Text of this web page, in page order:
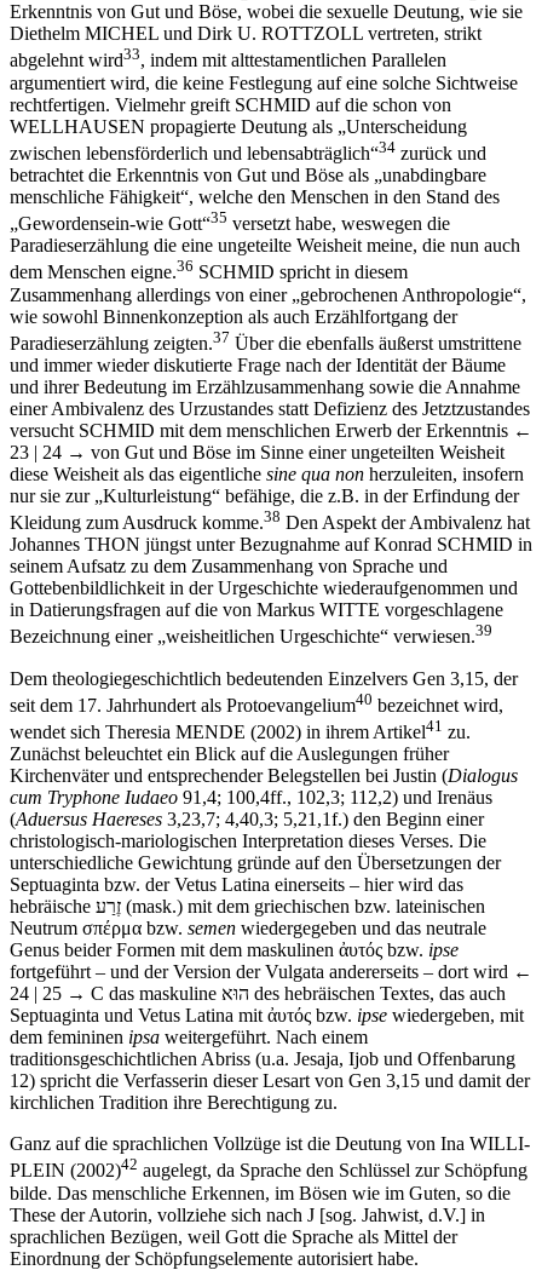
Erkenntnis von Gut und Böse, wobei die sexuelle Deutung, wie sie
Diethelm MICHEL und Dirk U. ROTTZOLL vertreten, strikt
abgelehnt wird33, indem mit alttestamentlichen Parallelen
argumentiert wird, die keine Festlegung auf eine solche Sichtweise
rechtfertigen. Vielmehr greift SCHMID auf die schon von
WELLHAUSEN propagierte Deutung als „Unterscheidung
zwischen lebensförderlich und lebensabträglich“34 zurück und
betrachtet die Erkenntnis von Gut und Böse als „unabdingbare
menschliche Fähigkeit“, welche den Menschen in den Stand des
„Gewordensein-wie Gott“35 versetzt habe, weswegen die
Paradieserzählung die eine ungeteilte Weisheit meine, die nun auch
dem Menschen eigne.36 SCHMID spricht in diesem
Zusammenhang allerdings von einer „gebrochenen Anthropologie“,
wie sowohl Binnenkonzeption als auch Erzählfortgang der
Paradieserzählung zeigten.37 Über die ebenfalls äußerst umstrittene
und immer wieder diskutierte Frage nach der Identität der Bäume
und ihrer Bedeutung im Erzählzusammenhang sowie die Annahme
einer Ambivalenz des Urzustandes statt Defizienz des Jetztzustandes
versucht SCHMID mit dem menschlichen Erwerb der Erkenntnis ←
23 | 24 → von Gut und Böse im Sinne einer ungeteilten Weisheit
diese Weisheit als das eigentliche sine qua non herzuleiten, insofern
nur sie zur „Kulturleistung“ befähige, die z.B. in der Erfindung der
Kleidung zum Ausdruck komme.38 Den Aspekt der Ambivalenz hat
Johannes THON jüngst unter Bezugnahme auf Konrad SCHMID in
seinem Aufsatz zu dem Zusammenhang von Sprache und
Gottebenbildlichkeit in der Urgeschichte wiederaufgenommen und
in Datierungsfragen auf die von Markus WITTE vorgeschlagene
Bezeichnung einer „weisheitlichen Urgeschichte“ verwiesen.39
Dem theologiegeschichtlich bedeutenden Einzelvers Gen 3,15, der
seit dem 17. Jahrhundert als Protoevangelium40 bezeichnet wird,
wendet sich Theresia MENDE (2002) in ihrem Artikel41 zu.
Zunächst beleuchtet ein Blick auf die Auslegungen früher
Kirchenväter und entsprechender Belegstellen bei Justin (Dialogus
cum Tryphone Iudaeo 91,4; 100,4ff., 102,3; 112,2) und Irenäus
(Aduersus Haereses 3,23,7; 4,40,3; 5,21,1f.) den Beginn einer
christologisch-mariologischen Interpretation dieses Verses. Die
unterschiedliche Gewichtung gründe auf den Übersetzungen der
Septuaginta bzw. der Vetus Latina einerseits – hier wird das
hebräische ערַזֶ (mask.) mit dem griechischen bzw. lateinischen
Neutrum σπέρμα bzw. semen wiedergegeben und das neutrale
Genus beider Formen mit dem maskulinen ἀυτός bzw. ipse
fortgeführt – und der Version der Vulgata andererseits – dort wird ←
24 | 25 → C das maskuline אוּה des hebräischen Textes, das auch
Septuaginta und Vetus Latina mitἀυτός bzw. ipse wiedergeben, mit
dem femininen ipsa weitergeführt. Nach einem
traditionsgeschichtlichen Abriss (u.a. Jesaja, Ijob und Offenbarung
12) spricht die Verfasserin dieser Lesart von Gen 3,15 und damit der
kirchlichen Tradition ihre Berechtigung zu.
Ganz auf die sprachlichen Vollzüge ist die Deutung von Ina WILLI-
PLEIN (2002)42 augelegt, da Sprache den Schlüssel zur Schöpfung
bilde. Das menschliche Erkennen, im Bösen wie im Guten, so die
These der Autorin, vollziehe sich nach J [sog. Jahwist, d.V.] in
sprachlichen Bezügen, weil Gott die Sprache als Mittel der
Einordnung der Schöpfungselemente autorisiert habe.